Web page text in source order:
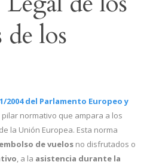
los
2004 del Parlamento Europeo y
normativo que ampara a los
la Unión Europea. Esta norma
de vuelos no disfrutados o
, a la asistencia durante la